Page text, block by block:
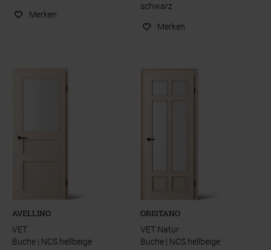
Merken
schwarz
Merken
AVELLINO
VET
Buche | NCS hellbeige
ORISTANO
VET Natur
Buche | NCS hellbeige